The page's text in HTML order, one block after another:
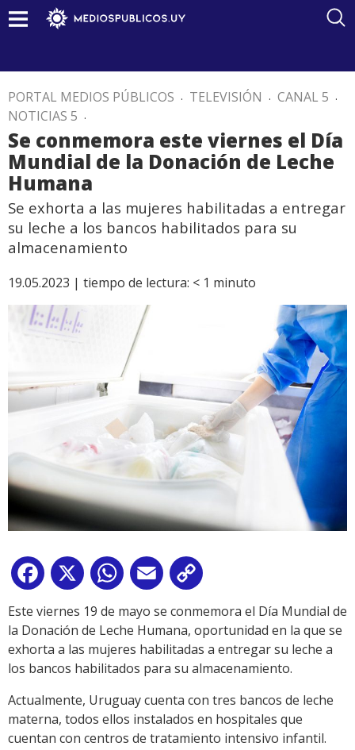
PORTAL MEDIOS PÚBLICOS . TELEVISIÓN . CANAL 5 .
NOTICIAS 5 .
Se conmemora este viernes el Día
Mundial de la Donación de Leche
Humana
Se exhorta a las mujeres habilitadas a entregar
su leche a los bancos habilitados para su
almacenamiento
19.05.2023 | tiempo de lectura: < 1 minuto
Facebook
X WhatsApp
Email
Link
Este viernes 19 de mayo se conmemora el Día Mundial de
la Donación de Leche Humana, oportunidad en la que se
exhorta a las mujeres habilitadas a entregar su leche a
los bancos habilitados para su almacenamiento.
Actualmente, Uruguay cuenta con tres bancos de leche
materna, todos ellos instalados en hospitales que
cuentan con centros de tratamiento intensivo infantil.